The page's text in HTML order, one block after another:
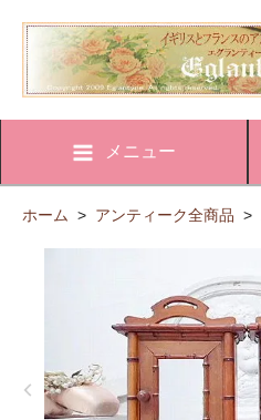
メニュー
ホーム > アンティーク全商品 >